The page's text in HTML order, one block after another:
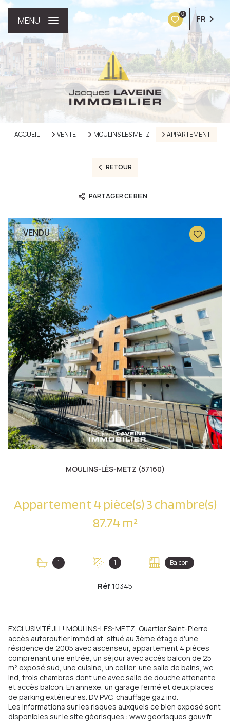
0 FR
MENU
ACCUEIL VENTE MOULINS LES METZ APPARTEMENT
RETOUR
PARTAGER CE BIEN
VENDU
MOULINS-LÈS-METZ (57160)
Appartement 4 pièce(s) 3 chambre(s)
87.74 m²
1 1 Balcon
Réf10345
EXCLUSIVITÉ JLI ! MOULINS-LES-METZ, Quartier Saint-Pierre
accès autoroutier immédiat, situé au 3ème étage d'une
résidence de 2005 avec ascenseur, appartement 4 pièces
comprenant une entrée, un séjour avec accès balcon de 25
m² exposé sud, une cuisine, un cellier, une salle de bains, wc
ind, trois chambres dont une avec salle de douche attenante
et accès balcon. En annexe, un garage fermé et deux places
de parking extérieures. DV PVC, chauffage gaz ind.
Les informations sur les risques auxquels ce bien exposé sont
disponibles sur le site géorisques : www.georisques.gouv.fr